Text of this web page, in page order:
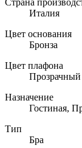
Италия
Цвет основания
Бронза
Цвет плафона
Прозрачный
Назначение
Гостиная,
Тип
Бра